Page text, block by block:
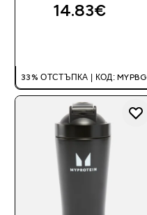
14.83€‎
33% ОТСТЪПКА | КОД: MYPBG